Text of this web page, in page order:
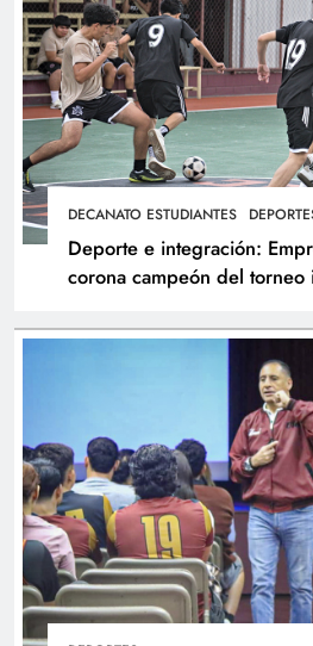
DECANATO ESTUDIANTES
Deporte e integración:
corona campeón del torneo